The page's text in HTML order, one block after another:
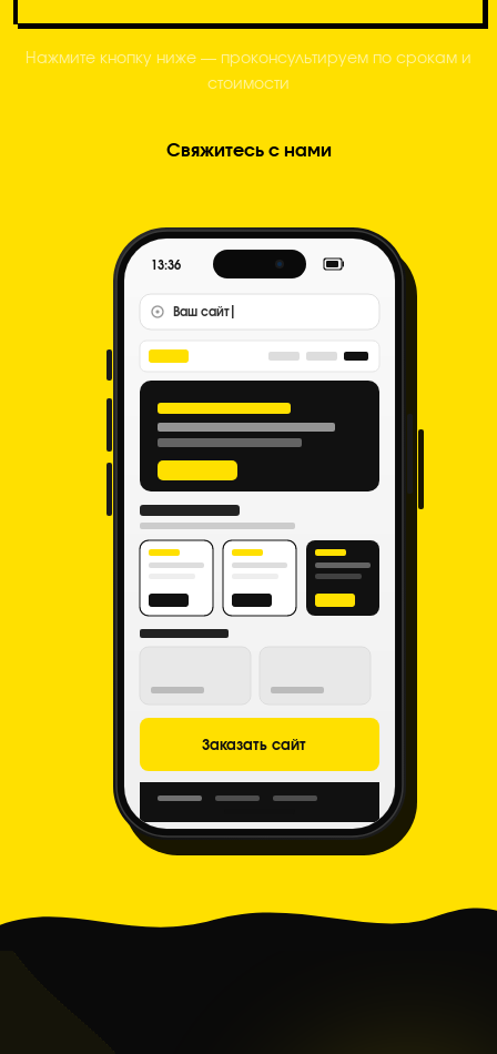
Нажмите кнопку ниже — проконсультируем по срокам и
стоимости
Свяжитесь с нами
13:36
Ваш сайт
Заказать сайт